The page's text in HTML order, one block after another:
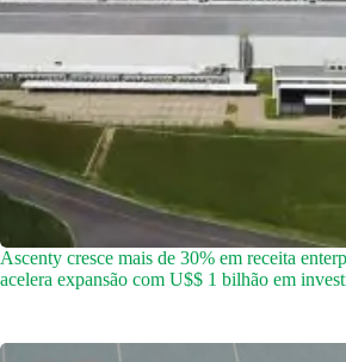
Ascenty cresce mais de 30% em receita
acelera expansão com U$$ 1 bilhão em